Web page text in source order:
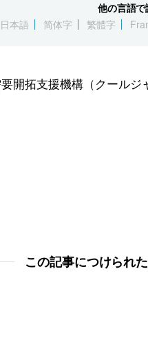
他の言語で
日本語 简体字 繁體字
開拓支援機構（クール
この記事につけられ